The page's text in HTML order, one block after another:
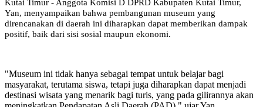
Kutai Timur - Anggota Komisi D DPRD Kabupaten Kutai Timur,
Yan, menyampaikan bahwa pembangunan museum yang
direncanakan di daerah ini diharapkan dapat memberikan dampak
positif, baik dari sisi sosial maupun ekonomi.
"Museum ini tidak hanya sebagai tempat untuk belajar bagi
masyarakat, terutama siswa, tetapi juga diharapkan dapat menjadi
destinasi wisata yang menarik bagi turis, yang pada gilirannya akan